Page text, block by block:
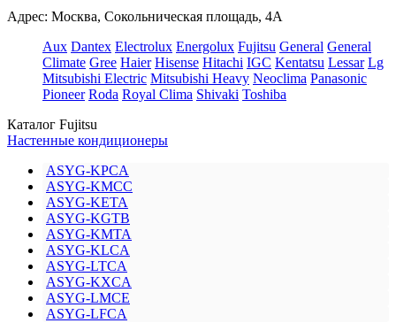
Адрес: Москва, Сокольническая площадь, 4А
Aux Dantex Electrolux Energolux Fujitsu General General
Climate Gree Haier Hisense Hitachi IGC Kentatsu Lessar Lg
Mitsubishi Electric Mitsubishi Heavy Neoclima Panasonic
Pioneer Roda Royal Clima Shivaki Toshiba
Каталог Fujitsu
Настенные кондиционеры
ASYG-KPCA
ASYG-KMCC
ASYG-KETA
ASYG-KGTB
ASYG-KMTA
ASYG-KLCA
ASYG-LTCA
ASYG-KXCA
ASYG-LMCE
ASYG-LFCA